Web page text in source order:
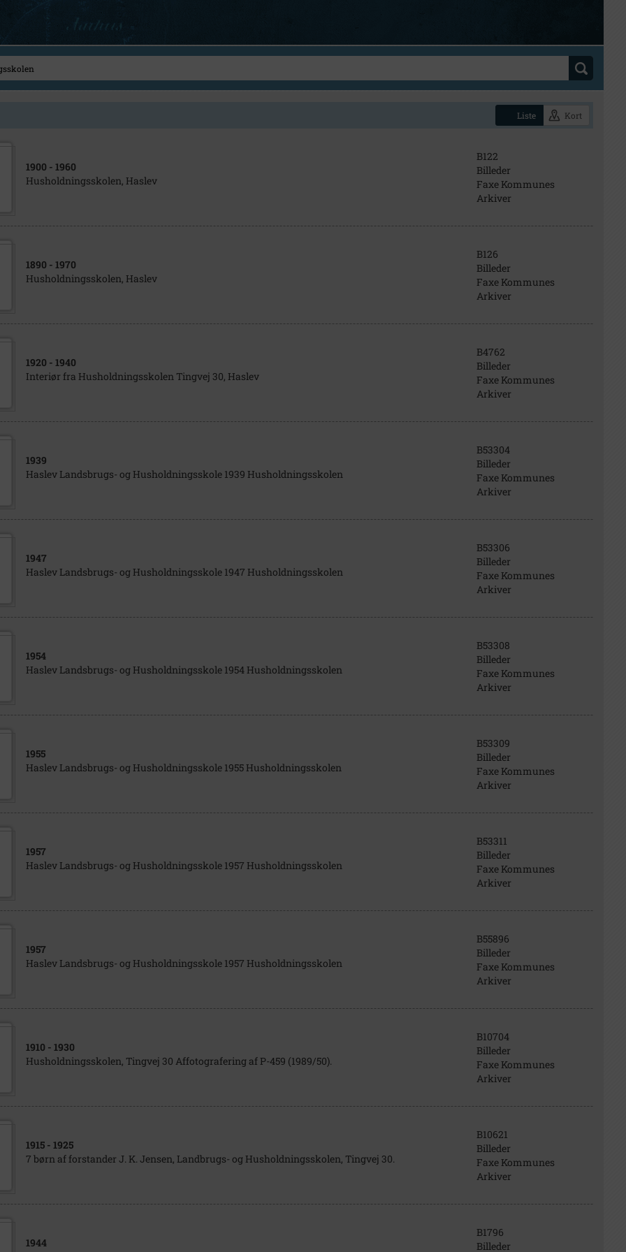
Liste Kort
1900 - 1960
Husholdningsskolen, Haslev
B122
Billeder
Faxe Kommunes
Arkiver
1890 - 1970
Husholdningsskolen, Haslev
B126
Billeder
Faxe Kommunes
Arkiver
1920 - 1940
Interiør fra Husholdningsskolen Tingvej 30, Haslev
B4762
Billeder
Faxe Kommunes
Arkiver
1939
Haslev Landsbrugs- og Husholdningsskole 1939 Husholdningsskolen
B53304
Billeder
Faxe Kommunes
Arkiver
1947
Haslev Landsbrugs- og Husholdningsskole 1947 Husholdningsskolen
B53306
Billeder
Faxe Kommunes
Arkiver
1954
Haslev Landsbrugs- og Husholdningsskole 1954 Husholdningsskolen
B53308
Billeder
Faxe Kommunes
Arkiver
1955
Haslev Landsbrugs- og Husholdningsskole 1955 Husholdningsskolen
B53309
Billeder
Faxe Kommunes
Arkiver
1957
Haslev Landsbrugs- og Husholdningsskole 1957 Husholdningsskolen
B53311
Billeder
Faxe Kommunes
Arkiver
1957
Haslev Landsbrugs- og Husholdningsskole 1957 Husholdningsskolen
B55896
Billeder
Faxe Kommunes
Arkiver
1910 - 1930
Husholdningsskolen, Tingvej 30 Affotografering af P-459 (1989/50).
B10704
Billeder
Faxe Kommunes
Arkiver
1915 - 1925
7 børn af forstander J. K. Jensen, Landbrugs- og Husholdningsskolen, Tingvej 30.
B10621
Billeder
Faxe Kommunes
Arkiver
1944
B1796
Billeder